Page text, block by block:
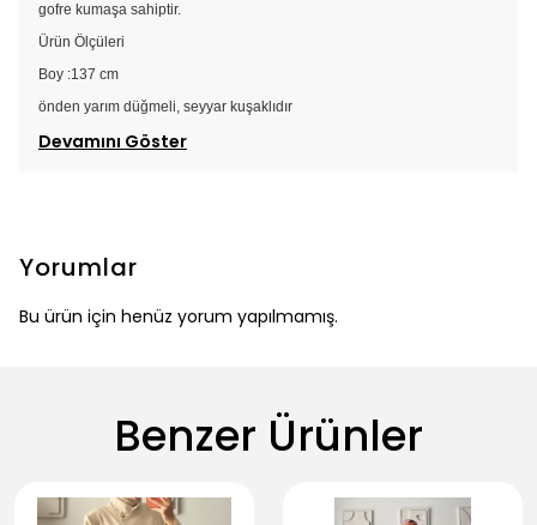
gofre kumaşa sahiptir.
Ürün Ölçüleri
Boy :137 cm
önden yarım düğmeli, seyyar kuşaklıdır
Devamını Göster
Yorumlar
Bu ürün için henüz yorum yapılmamış.
Benzer Ürünler